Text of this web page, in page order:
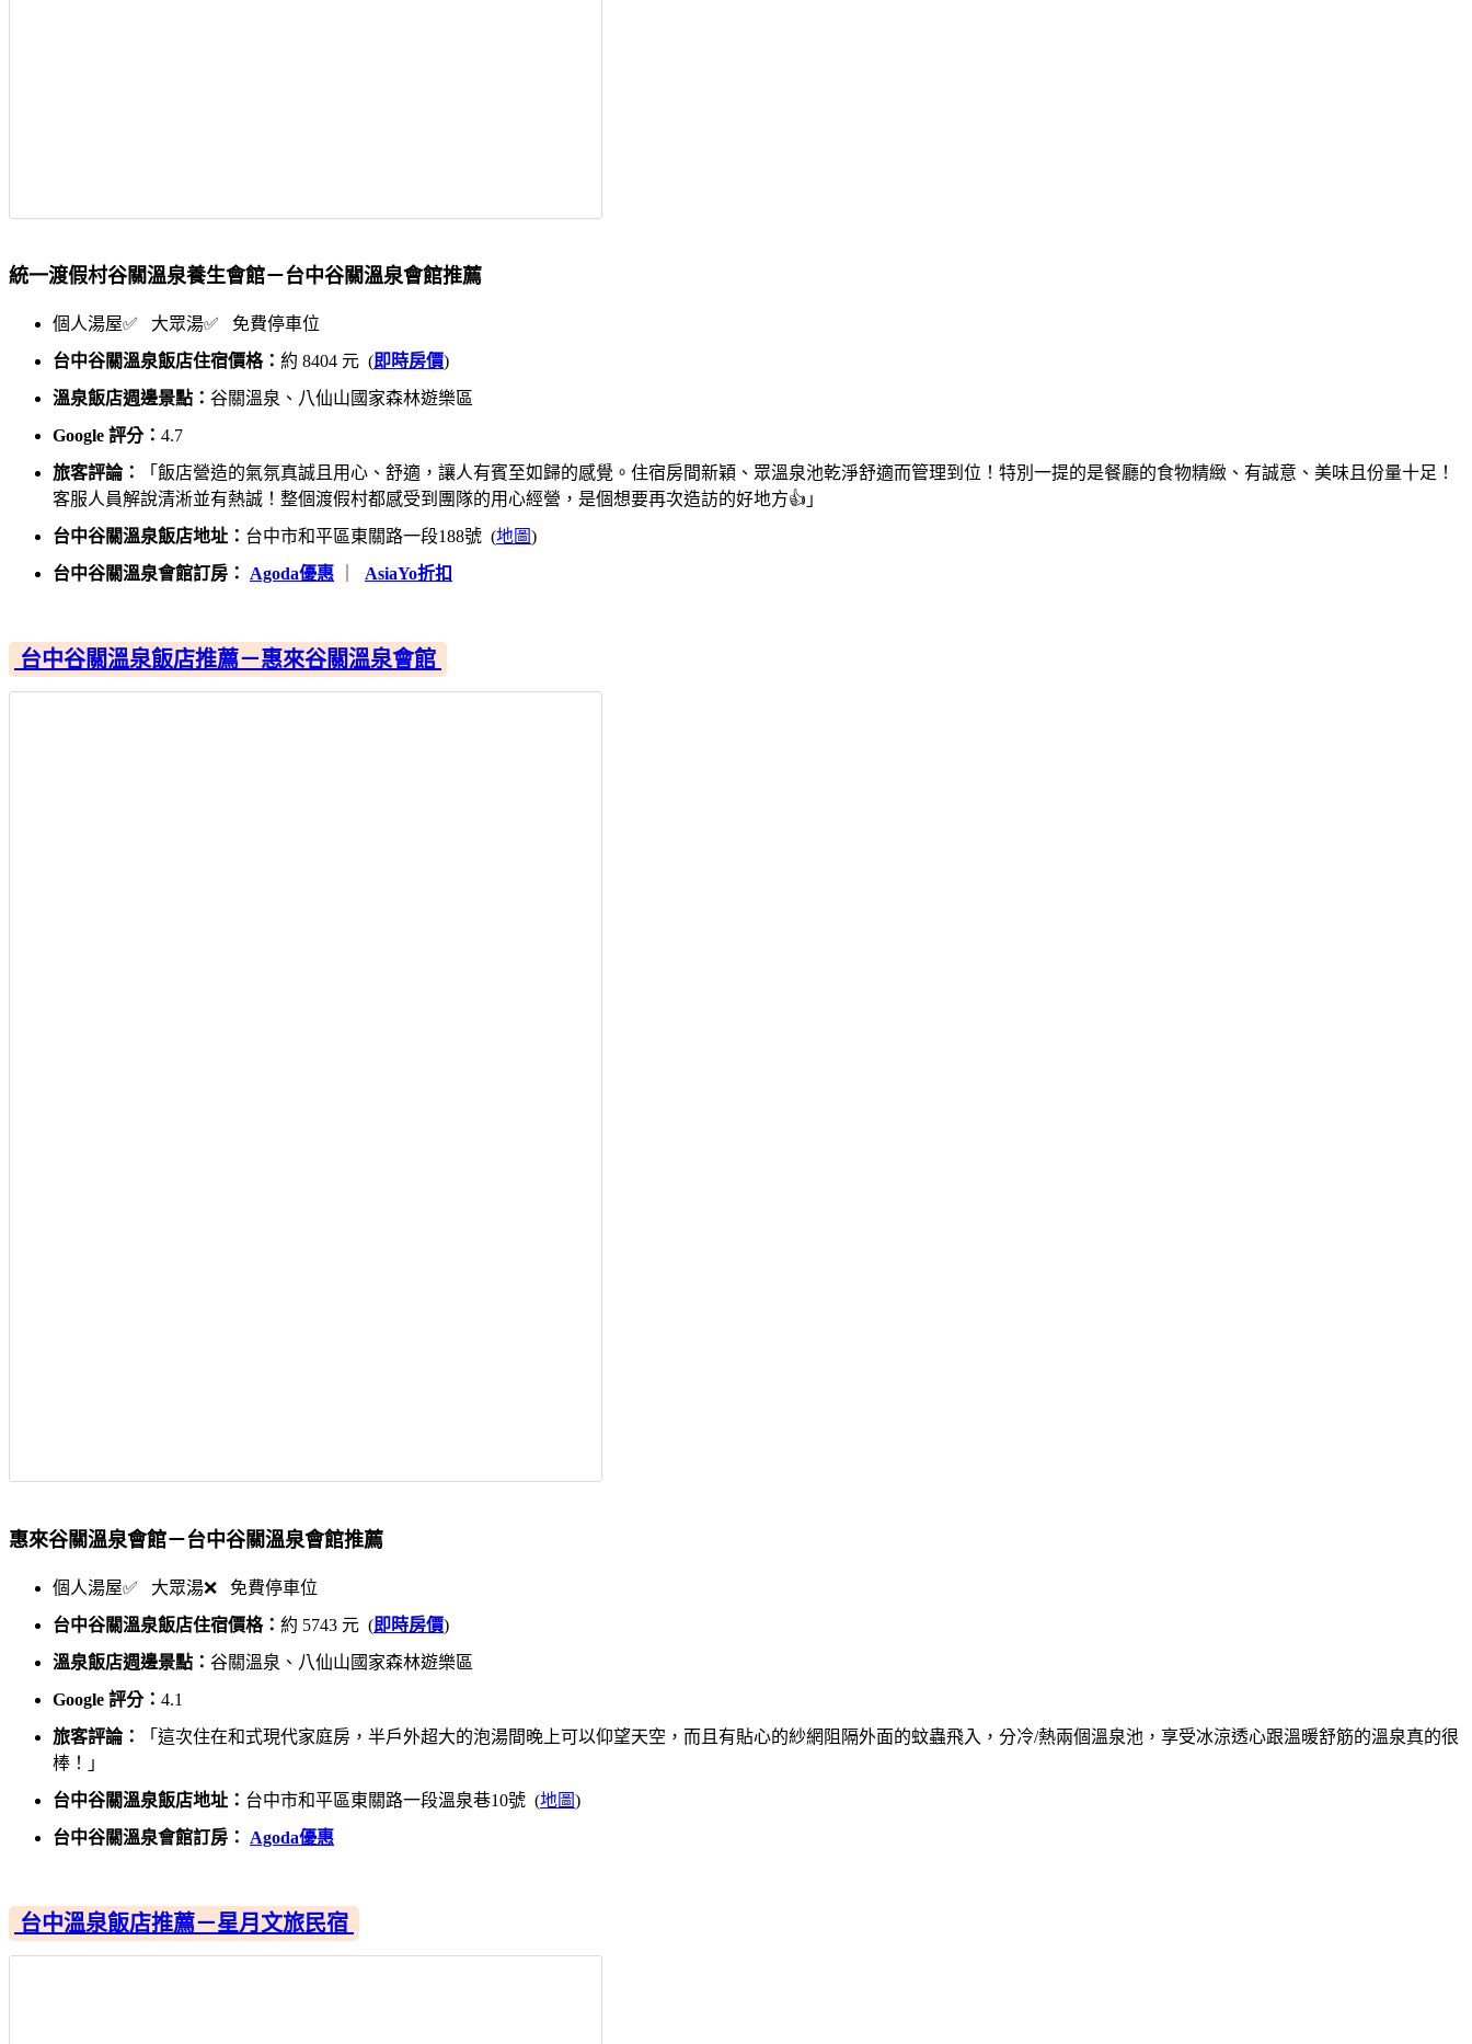
統一渡假村谷關溫泉養生會館－台中谷關溫泉會館推薦
個人湯屋✅ 大眾湯✅ 免費停車位
台中谷關溫泉飯店住宿價格： 約 8404 元 (即時房價)
溫泉飯店週邊景點： 谷關溫泉、八仙山國家森林遊樂區
Google 評分： 4.7
旅客評論：
「飯店營造的氣氛真誠且用心、舒適，讓人有賓至如歸的感覺。住宿房間新穎、眾溫泉池乾淨舒適而管理到位！特別一提的是餐廳的食物精緻、有誠意、美味且份量十足！
客服人員解說清淅並有熱誠！整個渡假村都感受到團隊的用心經營，是個想要再次造訪的好地方👍」
台中谷關溫泉飯店地址： 台中市和平區東關路一段188號 (地圖)
台中谷關溫泉會館訂房：
Agoda優惠 AsiaYo折扣
台中谷關溫泉飯店推薦－惠來谷關溫泉會館
惠來谷關溫泉會館－台中谷關溫泉會館推薦
個人湯屋✅ 大眾湯❌ 免費停車位
台中谷關溫泉飯店住宿價格： 約 5743 元 (即時房價)
溫泉飯店週邊景點： 谷關溫泉、八仙山國家森林遊樂區
Google 評分： 4.1
旅客評論：
「這次住在和式現代家庭房，半戶外超大的泡湯間晚上可以仰望天空，而且有貼心的紗網阻隔外面的蚊蟲飛入，分冷/熱兩個溫泉池，享受冰涼透心跟溫暖舒筋的溫泉真的很
棒！」
台中谷關溫泉飯店地址： 台中市和平區東關路一段溫泉巷10號 (地圖)
台中谷關溫泉會館訂房：
Agoda優惠
台中溫泉飯店推薦－星月文旅民宿